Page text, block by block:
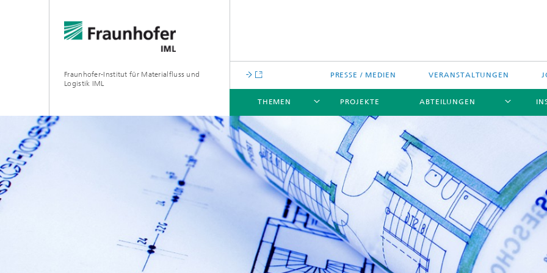
Fraunhofer-Institut für Materialfluss und
Logistik IML
PRESSE / MEDIEN VERANSTALTUNGEN
THEMEN PROJEKTE ABTEILUNGEN